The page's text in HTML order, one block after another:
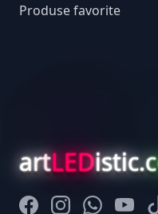
Produse favorite
artLEDistic.c
FacebookInstagramWhatsapp